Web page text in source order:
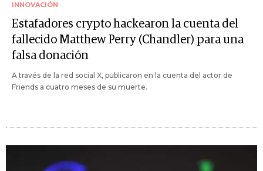
INNOVACIÓN
Estafadores crypto hackearon la cuenta del
fallecido Matthew Perry (Chandler) para una
falsa donación
A través de la red social X, publicaron en la cuenta del actor de
Friends a cuatro meses de su muerte.